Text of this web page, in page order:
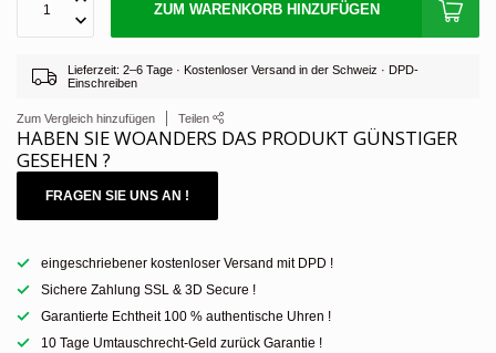
ZUM WARENKORB HINZUFÜGEN
Lieferzeit: 2–6 Tage · Kostenloser Versand in der Schweiz · DPD-
Einschreiben
Zum Vergleich hinzufügen Teilen
HABEN SIE WOANDERS DAS PRODUKT GÜNSTIGER
GESEHEN ?
FRAGEN SIE UNS AN !
eingeschriebener kostenloser Versand mit DPD !
Sichere Zahlung SSL & 3D Secure !
Garantierte Echtheit 100 % authentische Uhren !
10 Tage Umtauschrecht-Geld zurück Garantie !